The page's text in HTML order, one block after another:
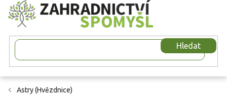
Přejít
na
obsah
Hledat
Astry (Hvězdnice)